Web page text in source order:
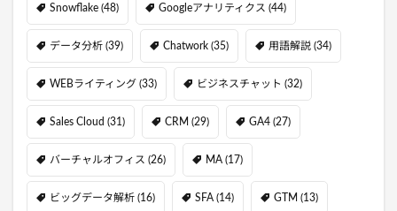
Snowflake (48) Googleアナリティクス (44)
データ分析 (39) Chatwork (35) 用語解説 (34)
WEBライティング (33) ビジネスチャット (32)
Sales Cloud (31) CRM (29) GA4 (27)
バーチャルオフィス (26) MA (17)
ビッグデータ解析 (16) SFA (14) GTM (13)